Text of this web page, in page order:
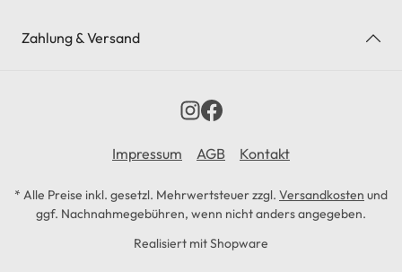
Zahlung & Versand
Impressum AGB Kontakt
* Alle Preise inkl. gesetzl. Mehrwertsteuer zzgl. Versandkosten und
ggf. Nachnahmegebühren, wenn nicht anders angegeben.
Realisiert mit Shopware